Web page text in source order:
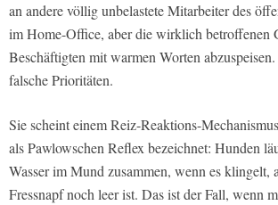
an andere völlig unbelastete Mitarbeiter des
im Home-Office, aber die wirklich betroffenen
Beschäftigten mit warmen Worten
falsche Prioritäten.
Sie scheint einem Reiz-Reaktions-
als Pawlowschen Reflex bezeichnet: Hunden
Wasser im Mund zusammen, wenn es klingelt,
Fressnapf noch leer ist. Das ist der Fall, wenn